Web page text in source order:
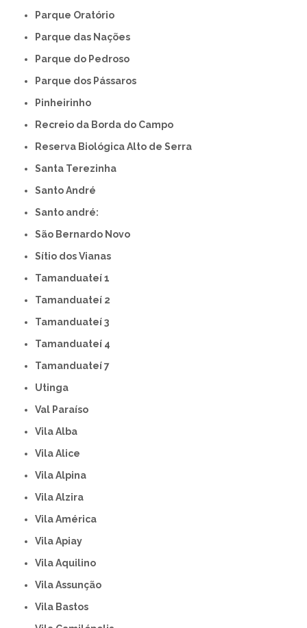
Parque Oratório
Parque das Nações
Parque do Pedroso
Parque dos Pássaros
Pinheirinho
Recreio da Borda do Campo
Reserva Biológica Alto de Serra
Santa Terezinha
Santo André
Santo andré:
São Bernardo Novo
Sítio dos Vianas
Tamanduateí 1
Tamanduateí 2
Tamanduateí 3
Tamanduateí 4
Tamanduateí 7
Utinga
Val Paraíso
Vila Alba
Vila Alice
Vila Alpina
Vila Alzira
Vila América
Vila Apiay
Vila Aquilino
Vila Assunção
Vila Bastos